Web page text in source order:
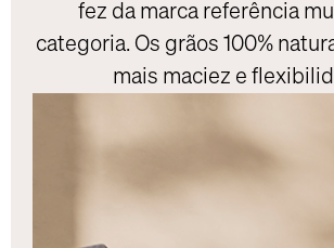
fez da marca referência
categoria. Os grãos 100%
mais maciez e